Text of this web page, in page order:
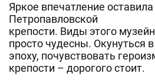
Яркое впечатление
Петропавловской
крепости. Виды этого
просто чудесны. Окунуться
эпоху, почувствовать
крепости – дорогого стоит.